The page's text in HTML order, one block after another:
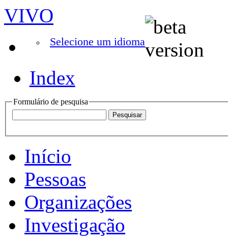
VIVO
Selecione um idioma
Index
Formulário de pesquisa
Início
Pessoas
Organizações
Investigação